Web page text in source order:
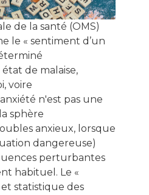
de la santé (OMS)
le « sentiment d’un
état de malaise,
voire
n'est pas une
sphère
anxieux, lorsque
dangereuse)
perturbantes
habituel. Le «
statistique des